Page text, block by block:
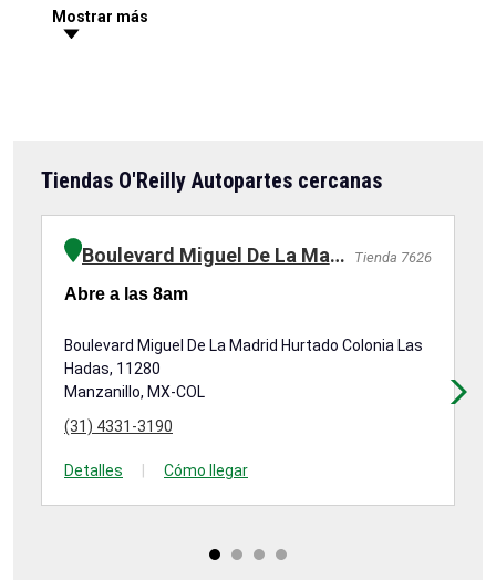
Mostrar más
Tiendas O'Reilly Autopartes cercanas
Boulevard Miguel De La Madrid Hurtado Tienda 7626
Abre a las 8am
Boulevard Miguel De La Madrid Hurtado Colonia Las
Hadas, 11280
Manzanillo, MX-COL
(31) 4331-3190
Detalles Cómo llegar